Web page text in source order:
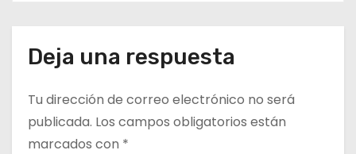
r
a
d
Deja una respuesta
Tu dirección de correo electrónico no será
publicada. Los campos obligatorios están
marcados con *